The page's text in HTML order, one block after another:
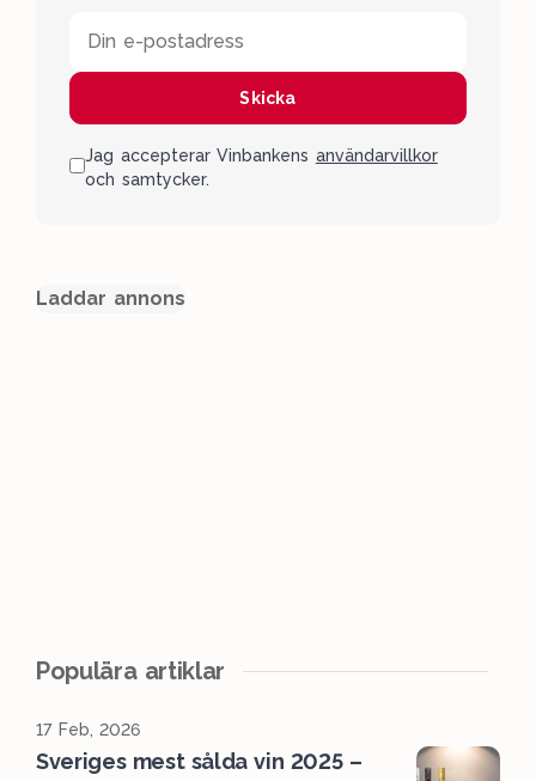
Din e-postadress
Skicka
Jag accepterar Vinbankens användarvillkor
och samtycker.
Laddar annons
Populära artiklar
17 Feb, 2026
Sveriges mest sålda vin 2025 –